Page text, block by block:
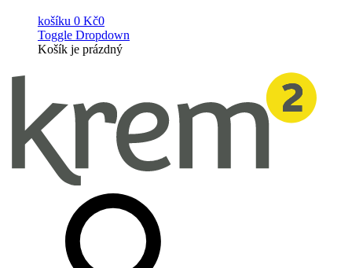
košíku 0 Kč0
Toggle Dropdown
Košík je prázdný